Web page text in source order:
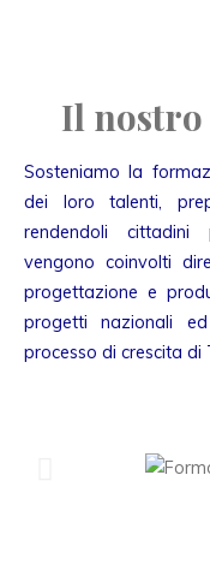
Il nostro
Sosteniamo la
dei loro talenti,
rendendoli
vengono coinvolti
progettazione e
progetti nazionali
processo di crescita di